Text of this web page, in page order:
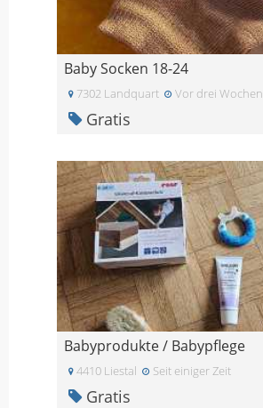
Baby Socken 18-24
7302 Landquart Vor drei Wochen
Gratis
Babyprodukte / Babypflege
4410 Liestal Seit einiger Zeit
Gratis